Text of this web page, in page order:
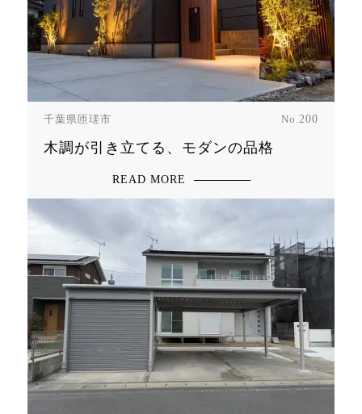
千葉県匝瑳市 No.200
木調が引き立てる、モダンの品格
READ MORE